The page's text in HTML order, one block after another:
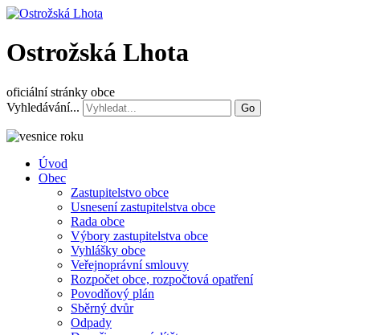
Ostrožská Lhota
oficiální stránky obce
Vyhledávání...
Go
Úvod
Obec
Zastupitelstvo obce
Usnesení zastupitelstva obce
Rada obce
Výbory zastupitelstva obce
Vyhlášky obce
Veřejnoprávní smlouvy
Rozpočet obce, rozpočtová opatření
Povodňový plán
Sběrný dvůr
Odpady